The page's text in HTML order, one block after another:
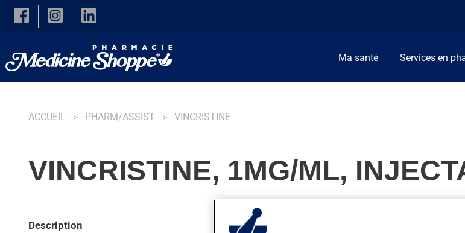
Skip to main content
Ma santé Services en
ACCUEIL PHARM/ASSIST VINCRISTINE
VINCRISTINE, 1MG/ML,
Description